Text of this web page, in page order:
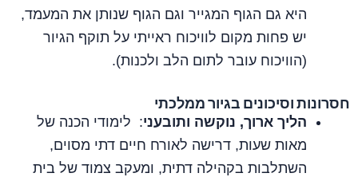
היא גם הגוף המגייר וגם הגוף שנותן את המעמד,
יש פחות מקום לוויכוח ראייתי על תוקף הגיור
(הוויכוח עובר לתום הלב ולכנות).
חסרונות וסיכונים בגיור ממלכתי
הליך ארוך, נוקשה ותובעני: לימודי הכנה של
מאות שעות, דרישה לאורח חיים דתי מסוים,
השתלבות בקהילה דתית, ומעקב צמוד של בית